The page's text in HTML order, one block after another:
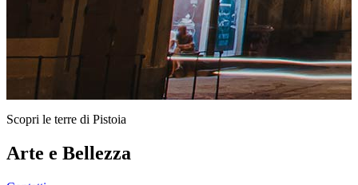
Scopri le terre di Pistoia
Arte e Bellezza